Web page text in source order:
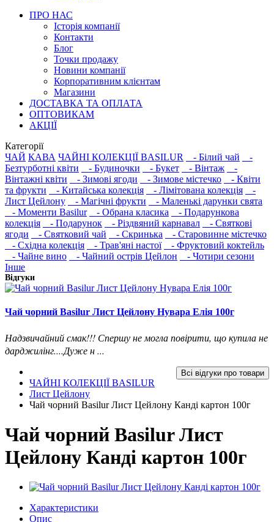
ПРО НАС
Історія компанії
Контакти
Блог
Точки продажу
Новини компанії
Корпоративним клієнтам
Магазини
ДОСТАВКА ТА ОПЛАТА
ОПТОВИКАМ
АКЦІЇ
Категорії
ЧАЙ КАВА ЧАЙНІ КОЛЕКЦІЇ BASILUR - Білий чай
-
Безтурботні квіти
- Будиночки - Букет - Вінтаж
-
Вінтажні квіти
- Зимові ягоди - Зимове містечко
- Квіти
та фрукти
- Китайська колекція - Лімітована колекція
-
Лист Цейлону
- Магічні фрукти
- Маленькі дарунки свята
- Моменти Basilur
- Обрана класика
- Подарункова
колекція
- Подарунок - Різдвяний карнавал
- Святкові
ягоди
- Святковий чай - Скринька
- Старовинне містечко
- Східна колекція
- Трав'яні настої
- Фруктовий коктейль
- Чайне вино
- Чайний острів Цейлон
- Чотири сезони
Інше
Відгуки
Чай чорний Basilur Лист Цейлону Нувара Елія 100г
Надзвичайний смак!!! Спершу не могла повірити, що купила не
дарджилінг....Дуже н ...
Всі відгуки про товари
ЧАЙНІ КОЛЕКЦІЇ BASILUR
Лист Цейлону
Чай чорний Basilur Лист Цейлону Канді картон 100г
Чай чорний Basilur Лист
Цейлону Канді картон 100г
Характеристики
Опис